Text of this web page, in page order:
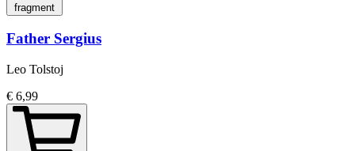
fragment
Father Sergius
Leo Tolstoj
€ 6,99